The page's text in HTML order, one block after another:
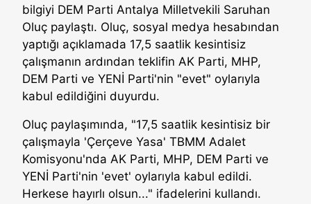
bilgiyi DEM Parti Antalya Milletvekili Saruhan
Oluç paylaştı. Oluç, sosyal medya hesabından
yaptığı açıklamada 17,5 saatlik kesintisiz
çalışmanın ardından teklifin AK Parti, MHP,
DEM Parti ve YENİ Parti'nin "evet" oylarıyla
kabul edildiğini duyurdu.
Oluç paylaşımında, "17,5 saatlik kesintisiz bir
çalışmayla 'Çerçeve Yasa' TBMM Adalet
Komisyonu'nda AK Parti, MHP, DEM Parti ve
YENİ Parti'nin 'evet' oylarıyla kabul edildi.
Herkese hayırlı olsun..." ifadelerini kullandı.